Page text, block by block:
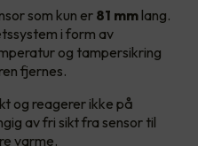
som kun er 81 mm lang.
i form av
og tampersikring
fjernes.
og reagerer ikke på
av fri sikt fra sensor til
varme.